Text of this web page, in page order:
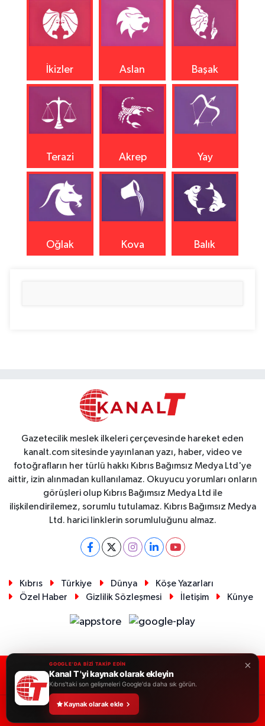
İkizler Aslan Başak
Terazi Akrep Yay
Oğlak Kova Balık
Gazetecilik meslek ilkeleri çerçevesinde hareket eden
kanalt.com sitesinde yayınlanan yazı, haber, video ve
fotoğrafların her türlü hakkı Kıbrıs Bağımsız Medya Ltd'ye
aittir, izin alınmadan kullanılamaz. Okuyucu yorumları onların
görüşleri olup Kıbrıs Bağımsız Medya Ltd ile
ilişkilendirilemez, sorumlu tutulamaz. Kıbrıs Bağımsız Medya
Ltd. harici linklerin sorumluluğunu almaz.
Kıbrıs Türkiye Dünya
Köşe Yazarları
Özel Haber
Gizlilik Sözleşmesi İletişim Künye
RSS Copyright © 2026. Her hakkı saklıdır.
Haber Yazılımı:
×
GOOGLE'DA BİZİ TAKİP EDİN
Kanal T 'yi kaynak olarak ekleyin
Kıbrıs'taki son gelişmeleri Google'da daha sık görün.
Kaynak olarak ekle